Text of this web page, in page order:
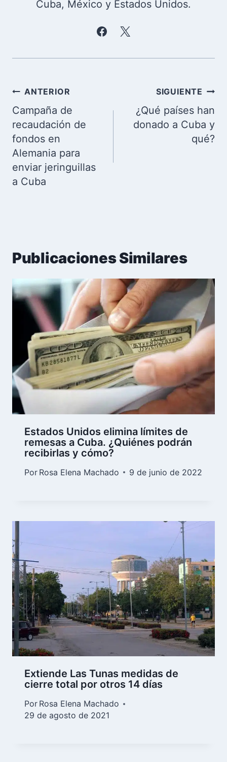
Cuba, México y Estados Unidos.
Navegación
de
entradas
ANTERIOR
Campaña de
recaudación de
fondos en
Alemania para
enviar jeringuillas
a Cuba
SIGUIENTE
¿Qué países han
donado a Cuba y
qué?
Publicaciones Similares
Estados Unidos elimina límites de
remesas a Cuba. ¿Quiénes podrán
recibirlas y cómo?
Por Rosa Elena Machado 9 de junio de 2022
Extiende Las Tunas medidas de
cierre total por otros 14 días
Por Rosa Elena Machado
29 de agosto de 2021